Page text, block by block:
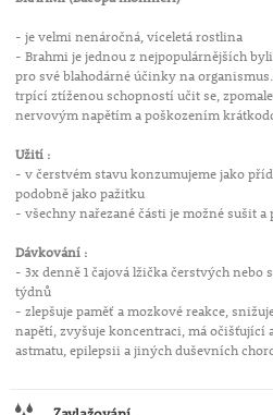
- je velmi nenáročná, víceletá rostlina
- Brahmi je jednou z nejpopulárnějších
pro své blahodárné účinky na
trpící ztíženou schopností učit se,
nervovým napětím a poškozením
Užití :
- v čerstvém stavu konzumujeme jako
podobně jako pažitku
- všechny nařezané části je možné sušit
Dávkování :
- 3x denně 1 čajová lžička čerstvých nebo
týdnů
- zlepšuje paměť a mozkové reakce,
napětí, zvyšuje koncentraci, má očišťující
astmatu, epilepsii a jiných duševních